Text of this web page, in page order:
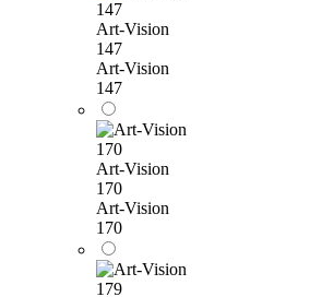
Art-Vision
147
Art-Vision
147
Art-Vision
170
Art-Vision
170